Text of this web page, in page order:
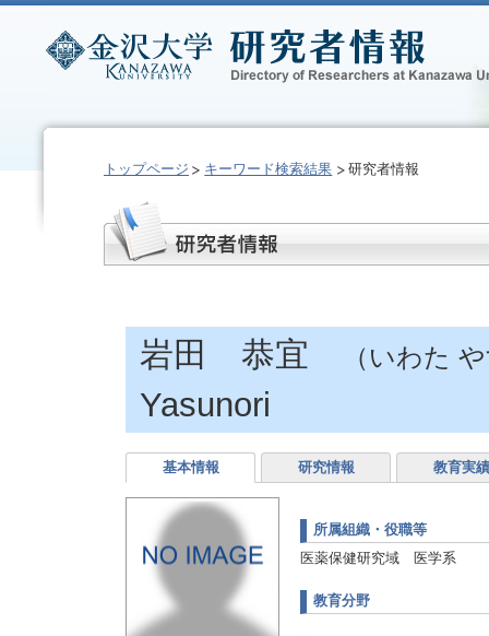
トップページ キーワード検索結果 研究者情報
岩田 恭宜 （いわた
Yasunori
基本情報 研究情報 教育実績
所属組織・役職等
医薬保健研究域 医学系
教育分野